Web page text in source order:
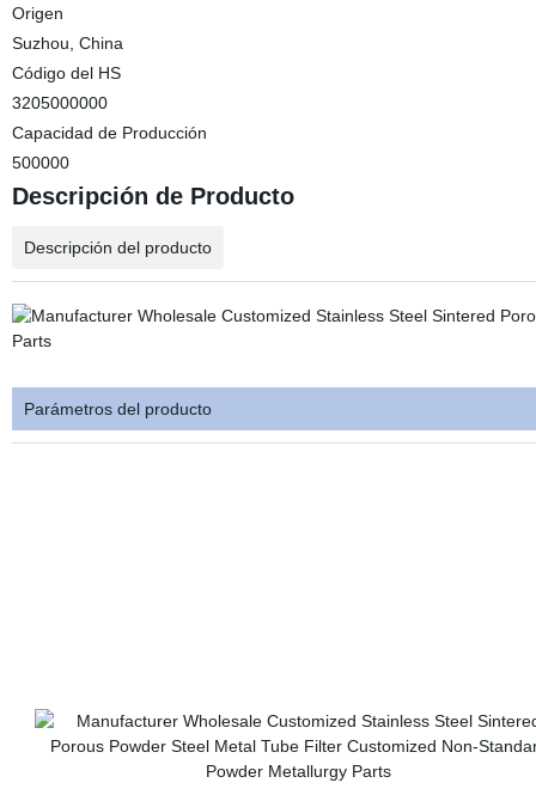
Origen
Suzhou, China
Código del HS
3205000000
Capacidad de Producción
500000
Descripción de Producto
Descripción del producto
Parámetros del producto